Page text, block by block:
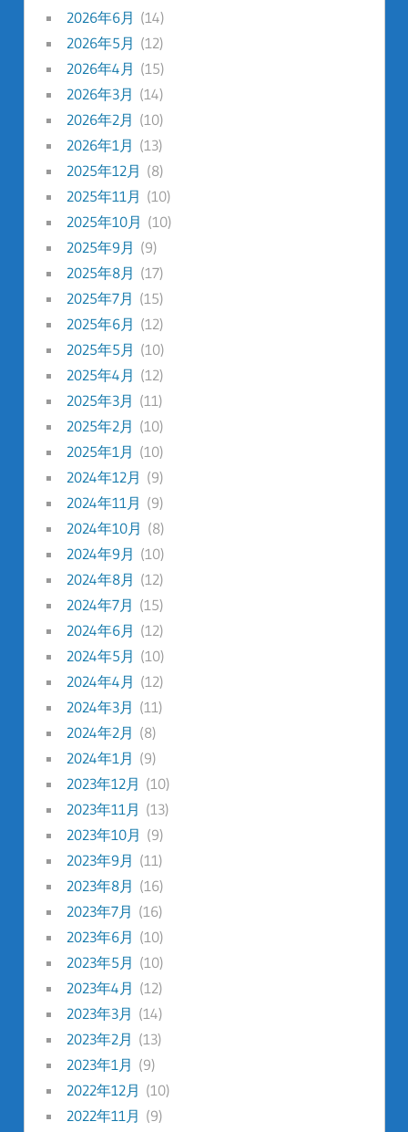
2026年6月 (14)
2026年5月 (12)
2026年4月 (15)
2026年3月 (14)
2026年2月 (10)
2026年1月 (13)
2025年12月 (8)
2025年11月 (10)
2025年10月 (10)
2025年9月 (9)
2025年8月 (17)
2025年7月 (15)
2025年6月 (12)
2025年5月 (10)
2025年4月 (12)
2025年3月 (11)
2025年2月 (10)
2025年1月 (10)
2024年12月 (9)
2024年11月 (9)
2024年10月 (8)
2024年9月 (10)
2024年8月 (12)
2024年7月 (15)
2024年6月 (12)
2024年5月 (10)
2024年4月 (12)
2024年3月 (11)
2024年2月 (8)
2024年1月 (9)
2023年12月 (10)
2023年11月 (13)
2023年10月 (9)
2023年9月 (11)
2023年8月 (16)
2023年7月 (16)
2023年6月 (10)
2023年5月 (10)
2023年4月 (12)
2023年3月 (14)
2023年2月 (13)
2023年1月 (9)
2022年12月 (10)
2022年11月 (9)